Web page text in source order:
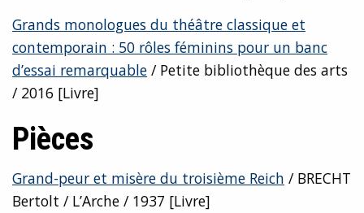
Grands monologues du théâtre classique et
contemporain : 50 rôles féminins pour un banc
d’essai remarquable / Petite bibliothèque des arts
/ 2016 [Livre]
Pièces
Grand-peur et misère du troisième Reich / BRECHT
Bertolt / L’Arche / 1937 [Livre]